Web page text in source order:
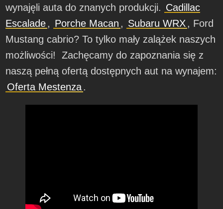
wynajęli auta do znanych produkcji. Cadillac
Escalade, Porche Macan , Subaru WRX, Ford
Mustang cabrio? To tylko mały zalążek naszych
możliwości! Zachęcamy do zapoznania się z
naszą pełną ofertą dostępnych aut na wynajem:
Oferta Mestenza.